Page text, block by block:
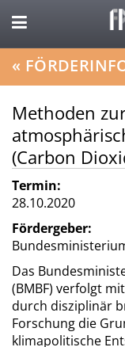
«
Methoden
(Carbon
Termin:
28.10.2020
Fördergeber:
Das
(BMBF) verfolgt
durch disziplinär
Forschung die
klimapolitische